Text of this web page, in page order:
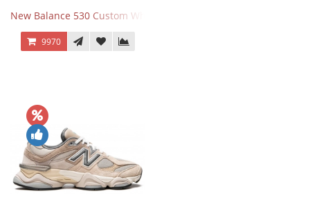
New Balance 530 Custom White Silver Navy
9970